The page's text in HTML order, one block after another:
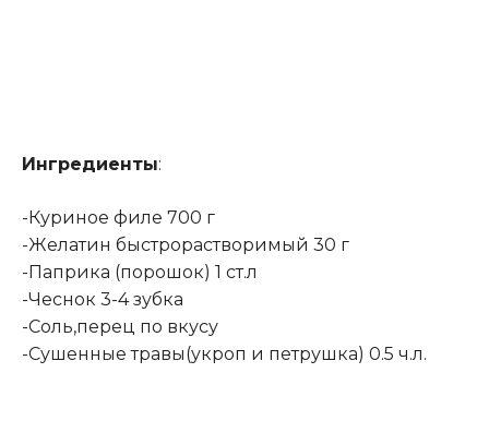
Ингредиенты:
-Куриное филе 700 г
-Желатин быстрорастворимый 30 г
-Паприка (порошок) 1 ст.л
-Чеснок 3-4 зубка
-Соль,перец по вкусу
-Сушенные травы(укроп и петрушка) 0.5 ч.л.